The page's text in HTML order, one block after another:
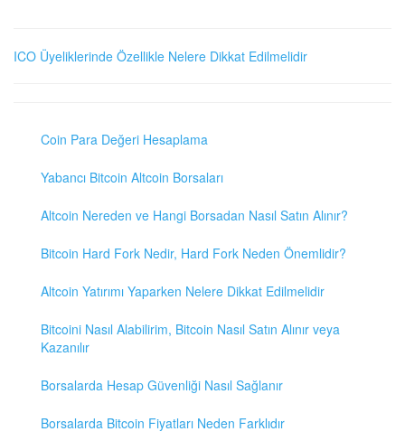
ICO Üyeliklerinde Özellikle Nelere Dikkat Edilmelidir
Coin Para Değeri Hesaplama
Yabancı Bitcoin Altcoin Borsaları
Altcoin Nereden ve Hangi Borsadan Nasıl Satın Alınır?
Bitcoin Hard Fork Nedir, Hard Fork Neden Önemlidir?
Altcoin Yatırımı Yaparken Nelere Dikkat Edilmelidir
Bitcoini Nasıl Alabilirim, Bitcoin Nasıl Satın Alınır veya
Kazanılır
Borsalarda Hesap Güvenliği Nasıl Sağlanır
Borsalarda Bitcoin Fiyatları Neden Farklıdır